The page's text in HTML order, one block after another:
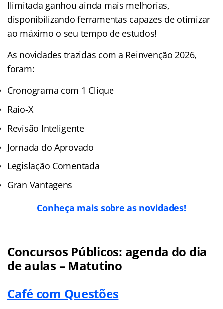
Ilimitada ganhou ainda mais melhorias,
disponibilizando ferramentas capazes de otimizar
ao máximo o seu tempo de estudos!
As novidades trazidas com a Reinvenção 2026,
foram:
Cronograma com 1 Clique
Raio-X
Revisão Inteligente
Jornada do Aprovado
Legislação Comentada
Gran Vantagens
Conheça mais sobre as novidades!
Concursos Públicos: agenda do dia
de aulas – Matutino
Café com Questões